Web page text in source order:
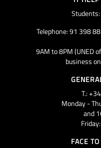
Students:
Telephone: 91 398
9AM to 8PM (UNED
business
T.:
Monday -
and
FACE